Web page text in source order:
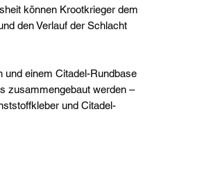
können Krootkrieger dem
den Verlauf der Schlacht
und einem Citadel-Rundbase
zusammengebaut werden –
und Citadel-